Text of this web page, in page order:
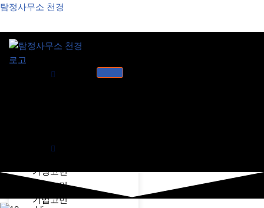
콘
텐
츠
탐정사무소 천경
가정고민
개인고민
기업고민